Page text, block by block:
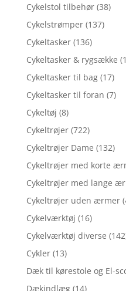
Cykelstol tilbehør (38)
Cykelstrømper (137)
Cykeltasker (136)
Cykeltasker & rygsække
Cykeltasker til bag (17)
Cykeltasker til foran (7)
Cykeltøj (8)
Cykeltrøjer (722)
Cykeltrøjer Dame (132)
Cykeltrøjer med korte
Cykeltrøjer med lange
Cykeltrøjer uden ærmer
Cykelværktøj (16)
Cykelværktøj diverse
Cykler (13)
Dæk til kørestole og El-
Dækindlæg (14)